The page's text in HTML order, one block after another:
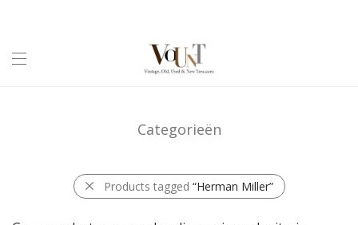
Categorieën
Products tagged “Herman Miller”